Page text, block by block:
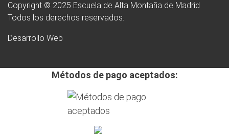
Copyright © 2025 Escuela de Alta Montaña de Madrid
Todos los derechos reservados.
Desarrollo Web
Métodos de pago aceptados: